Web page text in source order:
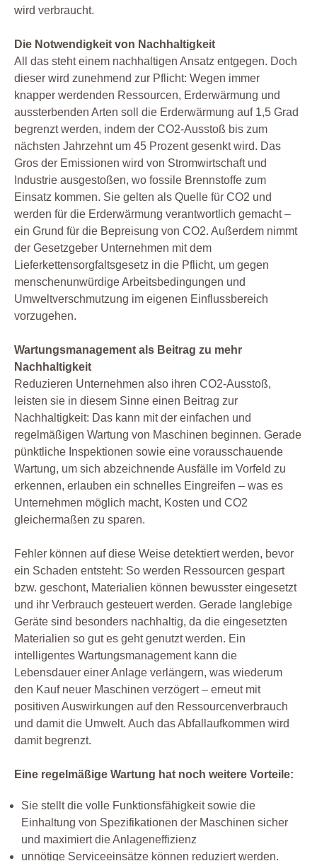
wird verbraucht.
Die Notwendigkeit von Nachhaltigkeit
All das steht einem nachhaltigen Ansatz entgegen. Doch
dieser wird zunehmend zur Pflicht: Wegen immer
knapper werdenden Ressourcen, Erderwärmung und
aussterbenden Arten soll die Erderwärmung auf 1,5 Grad
begrenzt werden, indem der CO2-Ausstoß bis zum
nächsten Jahrzehnt um 45 Prozent gesenkt wird. Das
Gros der Emissionen wird von Stromwirtschaft und
Industrie ausgestoßen, wo fossile Brennstoffe zum
Einsatz kommen. Sie gelten als Quelle für CO2 und
werden für die Erderwärmung verantwortlich gemacht –
ein Grund für die Bepreisung von CO2. Außerdem nimmt
der Gesetzgeber Unternehmen mit dem
Lieferkettensorgfaltsgesetz in die Pflicht, um gegen
menschenunwürdige Arbeitsbedingungen und
Umweltverschmutzung im eigenen Einflussbereich
vorzugehen.
Wartungsmanagement als Beitrag zu mehr
Nachhaltigkeit
Reduzieren Unternehmen also ihren CO2-Ausstoß,
leisten sie in diesem Sinne einen Beitrag zur
Nachhaltigkeit: Das kann mit der einfachen und
regelmäßigen Wartung von Maschinen beginnen. Gerade
pünktliche Inspektionen sowie eine vorausschauende
Wartung, um sich abzeichnende Ausfälle im Vorfeld zu
erkennen, erlauben ein schnelles Eingreifen – was es
Unternehmen möglich macht, Kosten und CO2
gleichermaßen zu sparen.
Fehler können auf diese Weise detektiert werden, bevor
ein Schaden entsteht: So werden Ressourcen gespart
bzw. geschont, Materialien können bewusster eingesetzt
und ihr Verbrauch gesteuert werden. Gerade langlebige
Geräte sind besonders nachhaltig, da die eingesetzten
Materialien so gut es geht genutzt werden. Ein
intelligentes Wartungsmanagement kann die
Lebensdauer einer Anlage verlängern, was wiederum
den Kauf neuer Maschinen verzögert – erneut mit
positiven Auswirkungen auf den Ressourcenverbrauch
und damit die Umwelt. Auch das Abfallaufkommen wird
damit begrenzt.
Eine regelmäßige Wartung hat noch weitere Vorteile:
Sie stellt die volle Funktionsfähigkeit sowie die
Einhaltung von Spezifikationen der Maschinen sicher
und maximiert die Anlageneffizienz
unnötige Serviceeinsätze können reduziert werden.